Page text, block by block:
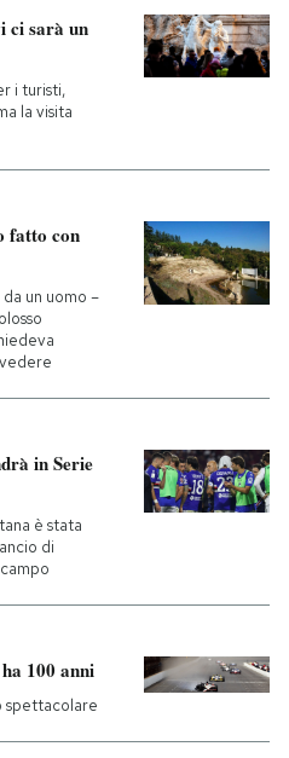
ci sarà un
i turisti,
la visita
fatto con
un uomo –
in Serie
è stata
di
100 anni
spettacolare